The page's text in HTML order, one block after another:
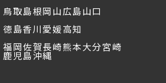
鳥取島根岡山広島山口
徳島香川愛媛高知
福岡佐賀長崎熊本大分宮崎
鹿児島沖縄